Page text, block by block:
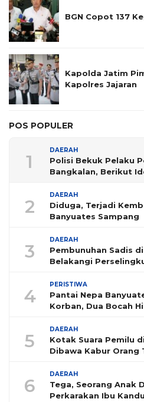
BGN Copot 137
Kapolda Jatim
Kapolres Jajaran
POS POPULER
1
DAERAH
Polisi Bekuk Pelaku
Bangkalan, Berikut
2
DAERAH
Diduga, Terjadi
Banyuates Sampang
3
DAERAH
Pembunuhan Sadis
Belakangi
4
PERISTIWA
Pantai Nepa
Korban, Dua Bocah
5
DAERAH
Kotak Suara Pemilu
Dibawa Kabur Orang
6
DAERAH
Tega, Seorang Anak
Perkarakan Ibu